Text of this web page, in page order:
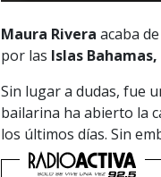
Maura Rivera acaba
por las Islas
Sin lugar a dudas, fue
bailarina ha abierto la
los últimos días. Sin